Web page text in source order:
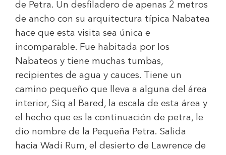
de Petra. Un desfiladero de apenas 2 metros
de ancho con su arquitectura típica Nabatea
hace que esta visita sea única e
incomparable. Fue habitada por los
Nabateos y tiene muchas tumbas,
recipientes de agua y cauces. Tiene un
camino pequeño que lleva a alguna del área
interior, Siq al Bared, la escala de esta área y
el hecho que es la continuación de petra, le
dio nombre de la Pequeña Petra. Salida
hacia Wadi Rum, el desierto de Lawrence de